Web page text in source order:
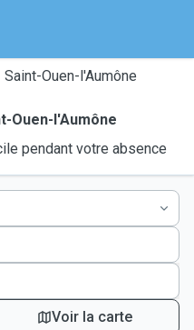
Saint-Ouen-l'Aumône
Ouen-l'Aumône
pendant votre absence
Voir la carte